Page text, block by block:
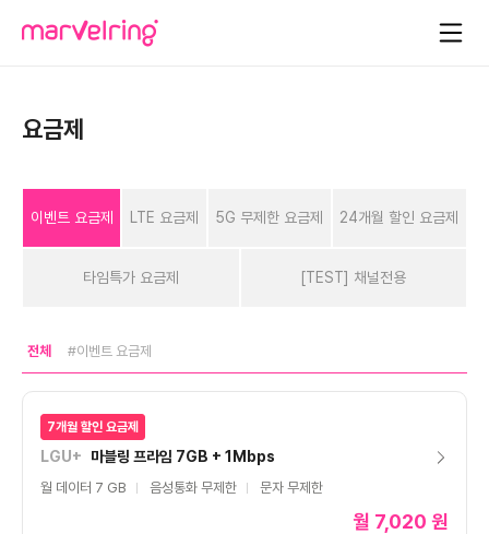
요금제
이벤트 요금제 LTE 요금제 5G 무제한 요금제 24개월 할인 요금제
타임특가 요금제 [TEST] 채널전용
전체 #이벤트 요금제
7개월 할인 요금제
LGU+ 마블링 프라임 7GB + 1Mbps
월 데이터 7 GB 음성통화 무제한 문자 무제한
월 7,020 원